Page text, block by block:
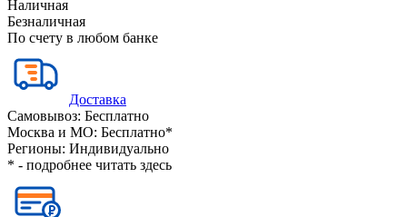
Наличная
Безналичная
По счету в любом банке
Доставка
Самовывоз: Бесплатно
Москва и МО: Бесплатно*
Регионы: Индивидуально
* - подробнее читать здесь